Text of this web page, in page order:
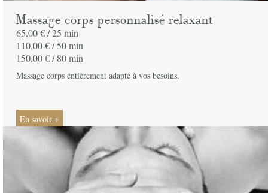
Massage corps personnalisé relaxant
65,00 € /25 min
110,00 € /50 min
150,00 € /80 min
Massage corps entièrement adapté à vos besoins.
En savoir +